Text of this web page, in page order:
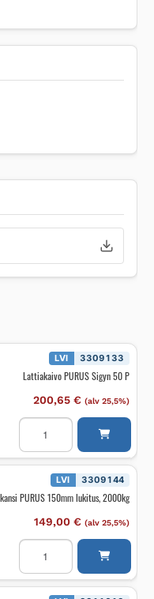
LVI 3309133
Lattiakaivo PURUS Sigyn 50 P
200,65 € (alv 25,5%)
Lattiakaivo
PURUS
50
P
LVI 3309144
PURUS 150mm lukitus, 2000kg
149,00 € (alv 25,5%)
Lattiakaivon
kansi
150mm
lukitus,